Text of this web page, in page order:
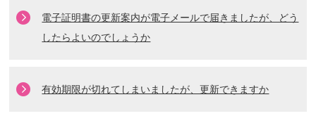
電子証明書の更新案内が電子メールで届きましたが、どう
したらよいのでしょうか
有効期限が切れてしまいましたが、更新できますか